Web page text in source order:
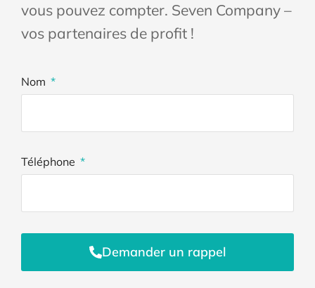
vous pouvez compter. Seven Company –
vos partenaires de profit !
Nom
Téléphone
Demander un rappel